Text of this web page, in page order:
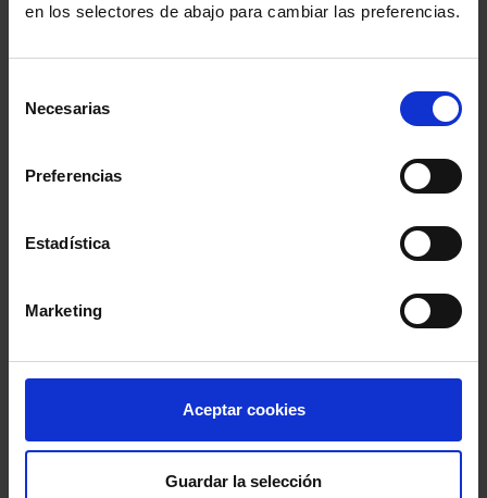
en los selectores de abajo para cambiar las preferencias.
Necesarias
Preferencias
Estadística
Marketing
Aceptar cookies
Guardar la selección
eBooks